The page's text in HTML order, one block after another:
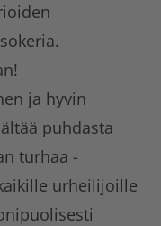
ja hyvin
puhdasta
turhaa -
urheilijoille